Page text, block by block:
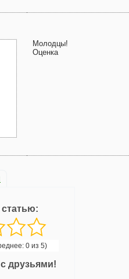
Молодцы!
Оценка
0 из 5)
друзьями!